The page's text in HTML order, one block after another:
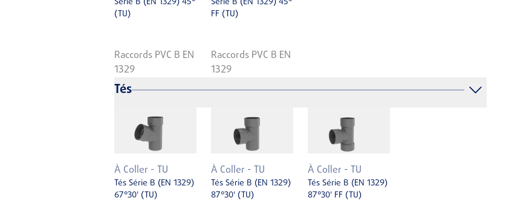
(TU)
Raccords PVC B EN
1329
FF (TU)
Raccords PVC B EN
1329
Tés
À Coller - TU
Tés Série B (EN 1329)
67°30' (TU)
À Coller - TU
Tés Série B (EN 1329)
87°30' (TU)
À Coller - TU
Tés Série B (EN 1329)
87°30' FF (TU)